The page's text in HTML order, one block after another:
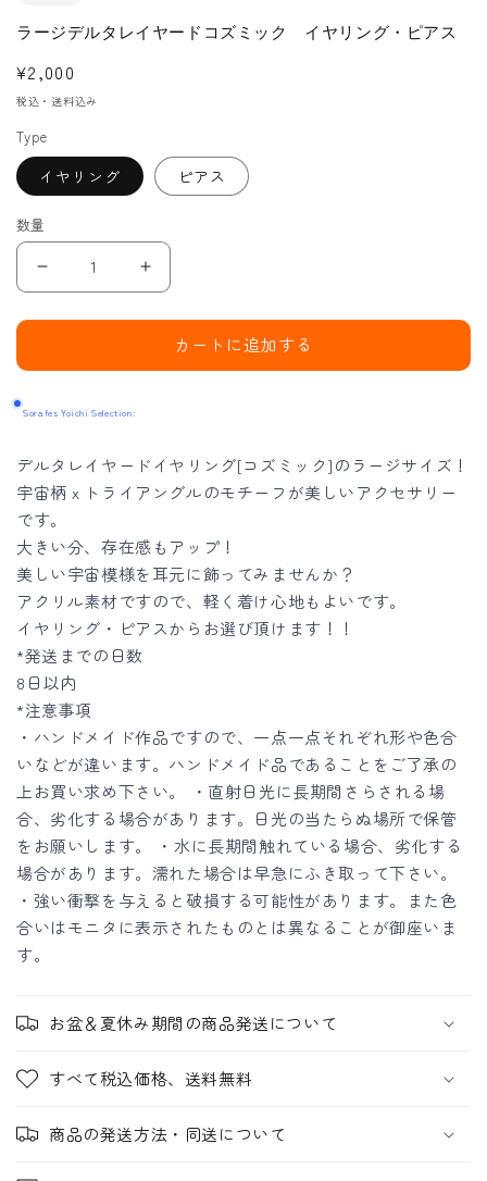
デ
ア
(1)
を
開
ラージデルタレイヤードコズミック イヤリング・ピアス
通
常
格
¥2,000
税込・送料込み
Type
イヤリング ピアス
数量
デ
タ
レ
イ
ヤ
ー
ド
コ
ズ
ミ
ッ
ク
イ
ヤ
リ
ン
グ・
ピ
ア
数
を
ら
ラ
デ
レ
イ
ー
ド
コ
ズ
イ
ヤ
リ
グ・
ピ
ア
数
を
や
カートに追加する
Sorafes Yoichi Selection:
デルタレイヤードイヤリング[コズミック]のラージサイズ！
宇宙柄ｘトライアングルのモチーフが美しいアクセサリー
です。
大きい分、存在感もアップ！
美しい宇宙模様を耳元に飾ってみませんか？
アクリル素材ですので、軽く着け心地もよいです。
イヤリング・ピアスからお選び頂けます！！
*発送までの日数
8日以内
*注意事項
・ハンドメイド作品ですので、一点一点それぞれ形や色合
いなどが違います。ハンドメイド品であることをご了承の
上お買い求め下さい。 ・直射日光に長期間さらされる場
合、劣化する場合があります。日光の当たらぬ場所で保管
をお願いします。 ・水に長期間触れている場合、劣化する
場合があります。濡れた場合は早急にふき取って下さい。
・強い衝撃を与えると破損する可能性があります。また色
合いはモニタに表示されたものとは異なることが御座いま
す。
お盆＆夏休み期間の商品発送について
すべて税込価格、送料無料
商品の発送方法・同送について